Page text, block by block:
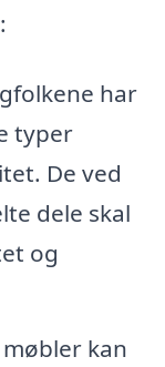
har
typer
De ved
dele skal
og
kan